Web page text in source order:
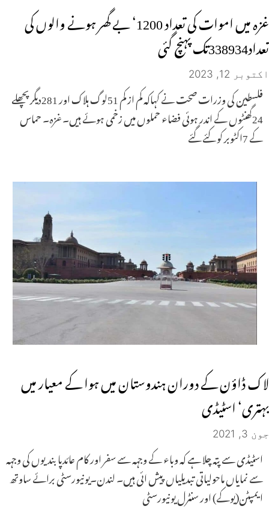
غزہ میں اموات کی تعداد 1200‘ بے گھر ہونے والوں کی
تعداد338934تک پہنچ گئی
اکتوبر 12, 2023
فلسطین کی وزرات صحت نے کہاکہ کم از کم 51لوگ ہلاک اور 281دیگر پچھلے
24گھنٹوں کے اندر ہوئی فضاء حملوں میں زخمی ہوئے ہیں۔غزہ۔ حماس
کے 7اکٹوبر کو کئے گئے
لاک ڈاؤن کے دوران ہندوستان میں ہوا کے معیار میں
بہتری‘ اسٹیڈی
جون 3, 2021
اسٹیڈی سے پتہ چلا ہے کہ وباء کے وجہہ سے سفر اور کام عائدپابندیوں کی وجہہ
سے نمایاں ماحولیاتی تبدیلیاں پیش ائی ہیں۔ لندن۔یونیورسٹی برائے ساوتھ
ایمپٹن(یوکے) اور سنٹرل یونیورسٹی